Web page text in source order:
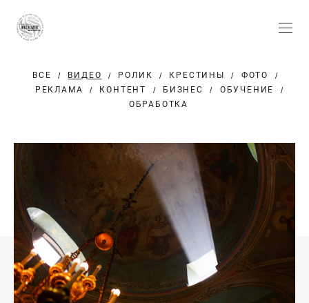
ВСЕ ВИДЕО РОЛИК КРЕСТИНЫ
ФОТО
РЕКЛАМА
КОНТЕНТ БИЗНЕС
ОБУЧЕНИЕ
ОБРАБОТКА